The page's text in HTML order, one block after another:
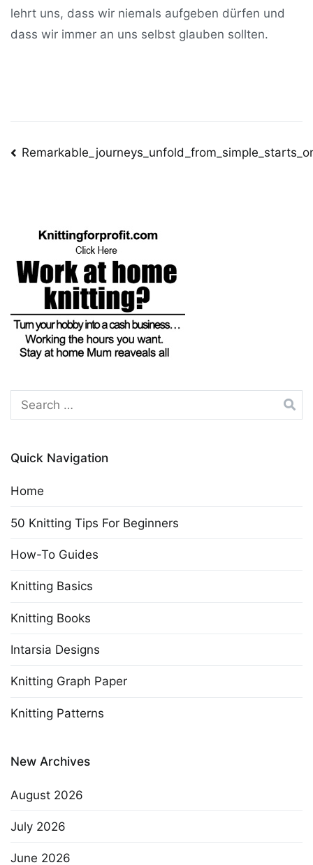
lehrt uns, dass wir niemals aufgeben dürfen und
dass wir immer an uns selbst glauben sollten.
Post
Search
for:
Quick Navigation
Home
50 Knitting Tips For Beginners
How-To Guides
Knitting Basics
Knitting Books
Intarsia Designs
Knitting Graph Paper
Knitting Patterns
New Archives
August 2026
July 2026
June 2026